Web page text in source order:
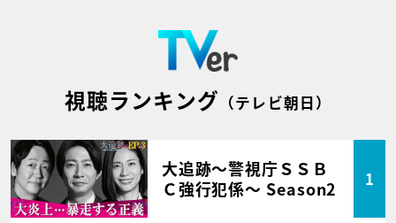
視聴ランキング （テレビ朝日）
大追跡～警視庁ＳＳＢ
Ｃ強行犯係～ Season2
1